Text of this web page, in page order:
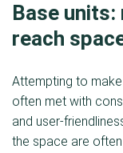
Base
reach
Attempting to
often met with
and user-
the space are